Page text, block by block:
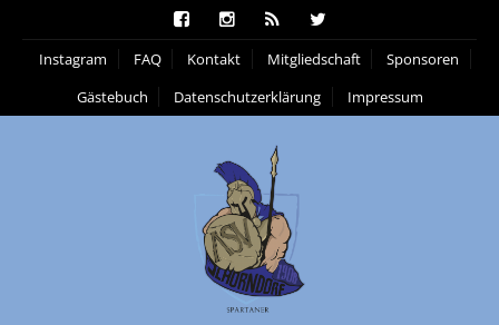
Instagram FAQ Kontakt Mitgliedschaft
Sponsoren
Gästebuch
Datenschutzerklärung Impressum